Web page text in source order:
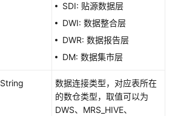
SDI: 贴源数据层
DWI: 数据整合层
DWR: 数据报告层
DM: 数据集市层
String
数据连接类型，对应表所在
的数仓类型，取值可以为
DWS、MRS_HIVE、